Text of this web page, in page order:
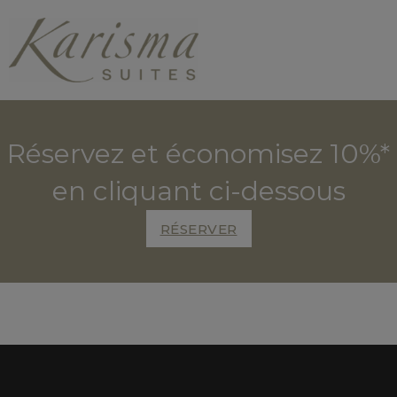
Réservez et économisez 10%*
en cliquant ci-dessous
RÉSERVER